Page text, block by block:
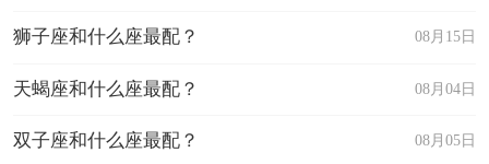
08月15日
狮子座和什么座最配？
08月04日
天蝎座和什么座最配？
08月05日
双子座和什么座最配？